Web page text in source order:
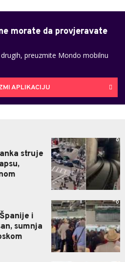
morate da provjeravate
preuzmite Mondo mobilnu
APLIKACIJU
struje
0
i
sumnja
0